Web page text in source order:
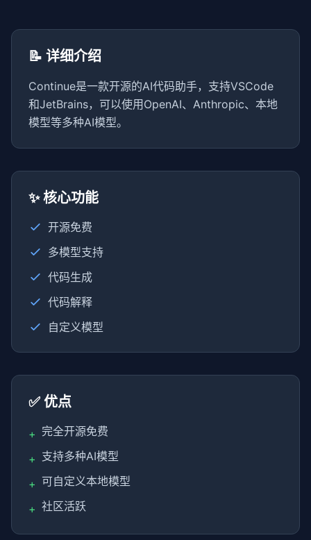
📝 详细介绍
Continue是一款开源的AI代码助手，支持VSCode
和JetBrains，可以使用OpenAI、Anthropic、本地
模型等多种AI模型。
✨ 核心功能
开源免费
多模型支持
代码生成
代码解释
自定义模型
✅ 优点
+ 完全开源免费
+ 支持多种AI模型
+ 可自定义本地模型
+ 社区活跃